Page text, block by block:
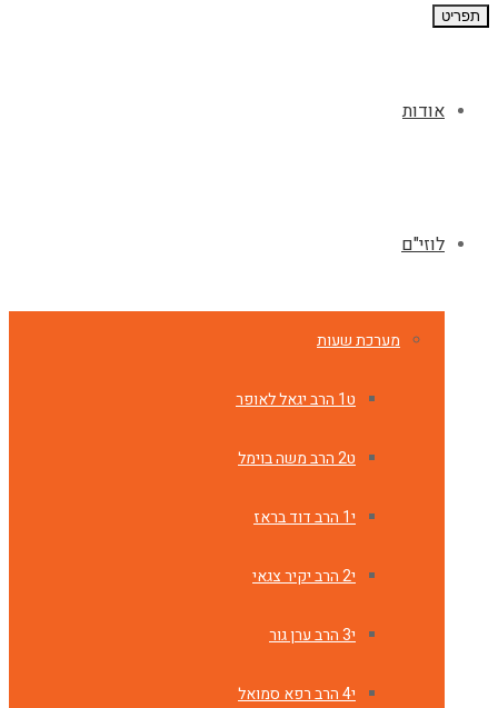
תפריט
אודות
לוזי"ם
מערכת שעות
ט1 הרב יגאל לאופר
ט2 הרב משה בוימל
י1 הרב דוד בראז
י2 הרב יקיר צגאי
י3 הרב ערן גור
י4 הרב רפא סמואל